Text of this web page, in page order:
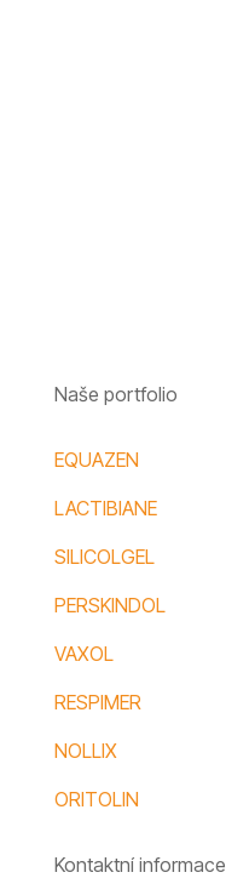
Naše portfolio
EQUAZEN
LACTIBIANE
SILICOLGEL
PERSKINDOL
VAXOL
RESPIMER
NOLLIX
ORITOLIN
Kontaktní informace